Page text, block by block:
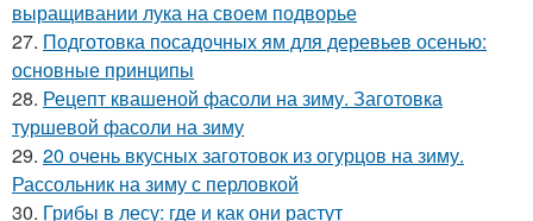
выращивании лука на своем подворье
27. Подготовка посадочных ям для деревьев осенью:
основные принципы
28. Рецепт квашеной фасоли на зиму. Заготовка
туршевой фасоли на зиму
29. 20 очень вкусных заготовок из огурцов на зиму.
Рассольник на зиму с перловкой
30. Грибы в лесу: где и как они растут